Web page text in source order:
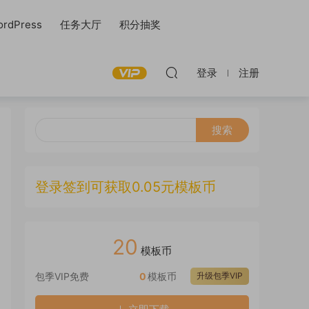
任务大厅 积分抽奖
登录 注册
登录签到可获取0.05元模板币
20 模板币
包季VIP免费 升级包季VIP
0模板币